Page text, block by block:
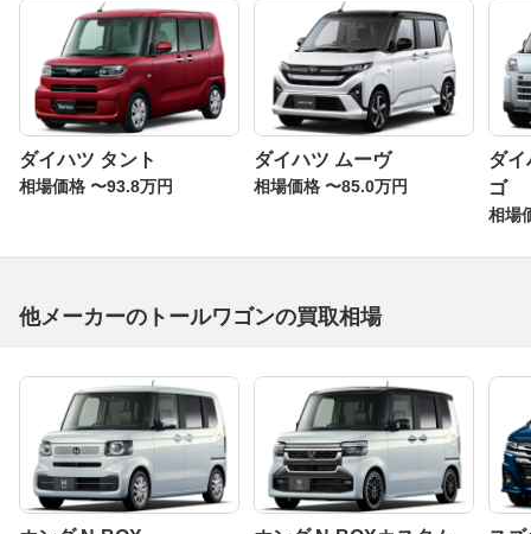
ダイハツ タント
相場価格 〜93.8万円
ダイハツ ムーヴ
相場価格 〜85.0万円
ダイ
ゴ
相場
他メーカーのトールワゴンの買取相場